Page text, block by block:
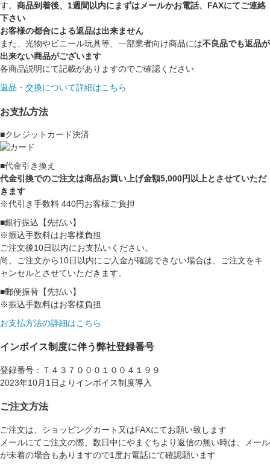
す。 商品到着後、1週間以内にまずはメールかお電話、FAXにてご連絡
下さい
お客様の都合による返品は出来ません
また、光物やビニール玩具等、一部業者向け商品には不良品でも返品が
出来ない商品がございます
各商品説明にて記載がありますのでご確認ください
返品・交換について詳細はこちら
お支払方法
■クレジットカード決済
■代金引き換え
代金引換でのご注文は商品お買い上げ金額5,000円以上とさせていただ
きます
※代引き手数料 440円お客様ご負担
■銀行振込【先払い】
※振込手数料はお客様負担
ご注文後10日以内にお支払いください。
尚、ご注文から10日以内にご入金が確認できない場合は、ご注文をキ
ャンセルとさせていただきます。
■郵便振替【先払い】
※振込手数料はお客様負担
お支払方法の詳細はこちら
インボイス制度に伴う弊社登録番号
登録番号：Ｔ４３７０００１００４１９９
2023年10月1日よりインボイス制度導入
ご注文方法
ご注文は、ショッピングカート又はFAXにてお願い致します
メールにてご注文の際、数日中にやまぐちより返信の無い時は、メール
が未着の場合もありますので1度お電話にて確認願います